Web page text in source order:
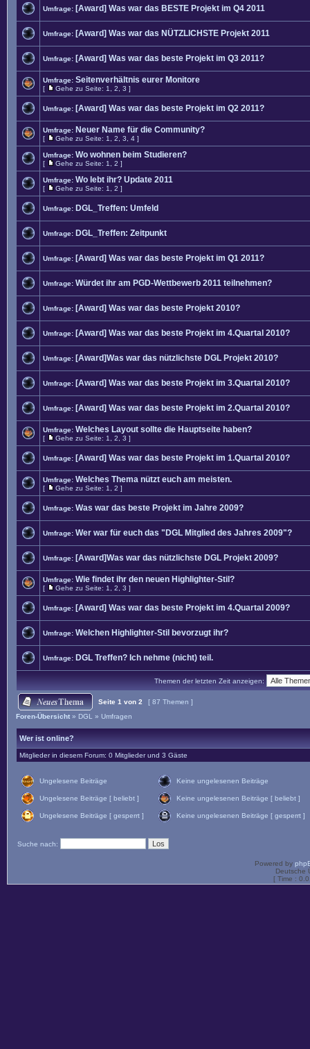
Umfrage: [Award] Was war das BESTE Projekt im Q4 2011
Umfrage: [Award] Was war das NÜTZLICHSTE Projekt 2011
Umfrage: [Award] Was war das beste Projekt im Q3 2011?
Umfrage: Seitenverhältnis eurer Monitore
[ Gehe zu Seite: 1 2 3 ]
Umfrage: [Award] Was war das beste Projekt im Q2 2011?
Umfrage: Neuer Name für die Community?
[ Gehe zu Seite: 1 2 3 4 ]
Umfrage: Wo wohnen beim Studieren?
[ Gehe zu Seite: 1 2 ]
Umfrage: Wo lebt ihr? Update 2011
[ Gehe zu Seite: 1 2 ]
Umfrage: DGL_Treffen: Umfeld
Umfrage: DGL_Treffen: Zeitpunkt
Umfrage: [Award] Was war das beste Projekt im Q1 2011?
Umfrage: Würdet ihr am PGD-Wettbewerb 2011 teilnehmen?
Umfrage: [Award] Was war das beste Projekt 2010?
Umfrage: [Award] Was war das beste Projekt im 4.Quartal 2010?
Umfrage: [Award]Was war das nützlichste DGL Projekt 2010?
Umfrage: [Award] Was war das beste Projekt im 3.Quartal 2010?
Umfrage: [Award] Was war das beste Projekt im 2.Quartal 2010?
Umfrage: Welches Layout sollte die Hauptseite haben?
[ Gehe zu Seite: 1 2 3 ]
Umfrage: [Award] Was war das beste Projekt im 1.Quartal 2010?
Umfrage: Welches Thema nützt euch am meisten.
[ Gehe zu Seite: 1 2 ]
Umfrage: Was war das beste Projekt im Jahre 2009?
Umfrage: Wer war für euch das "DGL Mitglied des Jahres 2009"?
Umfrage: [Award]Was war das nützlichste DGL Projekt 2009?
Umfrage: Wie findet ihr den neuen Highlighter-Stil?
[ Gehe zu Seite: 1 2 3 ]
Umfrage: [Award] Was war das beste Projekt im 4.Quartal 2009?
Umfrage: Welchen Highlighter-Stil bevorzugt ihr?
Umfrage: DGL Treffen? Ich nehme (nicht) teil.
Themen der letzten Zeit anzeigen:
Seite 1 von 2
[ 87 Themen ]
Foren-Übersicht » DGL » Umfragen
Wer ist online?
Mitglieder in diesem Forum: 0 Mitglieder und 3 Gäste
Ungelesene Beiträge Keine ungelesenen Beiträge
Ungelesene Beiträge [ beliebt ] Keine ungelesenen Beiträge [ beliebt ]
Ungelesene Beiträge [ gesperrt ] Keine ungelesenen Beiträge [ gesperrt ]
Suche nach:
Powered by
Deutsche
[ Time :